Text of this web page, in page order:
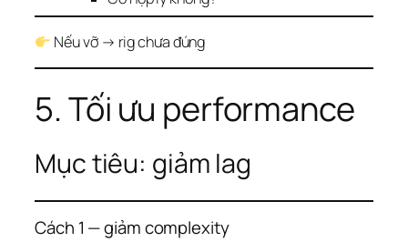
Nếu vỡ → rig chưa đúng
5. Tối ưu performance
Mục tiêu: giảm lag
Cách 1 — giảm complexity